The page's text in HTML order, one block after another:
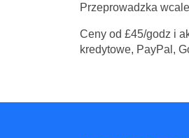
Przeprowadzka
Ceny od £45/godz i
kredytowe, PayPal,